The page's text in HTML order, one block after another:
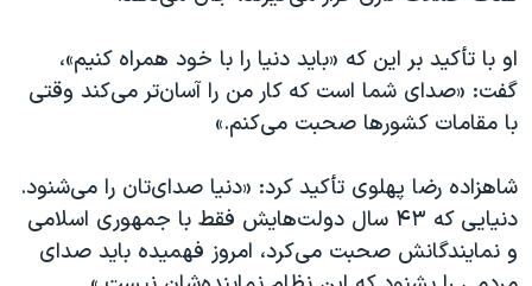
صفحه‌های ویژه
سفر پرزیدنت ترامپ به چین
او با تأکید بر این که «باید دنیا را با خود همراه کنیم»،
گفت: «صدای شما است که کار من را آسان‌تر می‌کند وقتی
با مقامات کشورها صحبت می‌کنم.»
شاهزاده رضا پهلوی تأکید کرد: «دنیا صدای‌تان را می‌شنود.
دنیایی که ۴۳ سال دولت‌هایش فقط با جمهوری اسلامی
و نمایندگانش صحبت می‌کرد، امروز فهمیده باید صدای